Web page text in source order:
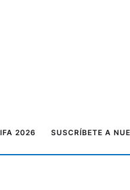
2026 SUSCRÍBETE A